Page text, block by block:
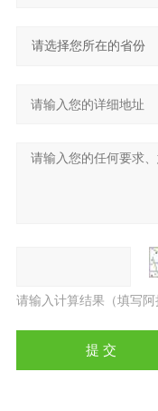
请输入计算结果（填写